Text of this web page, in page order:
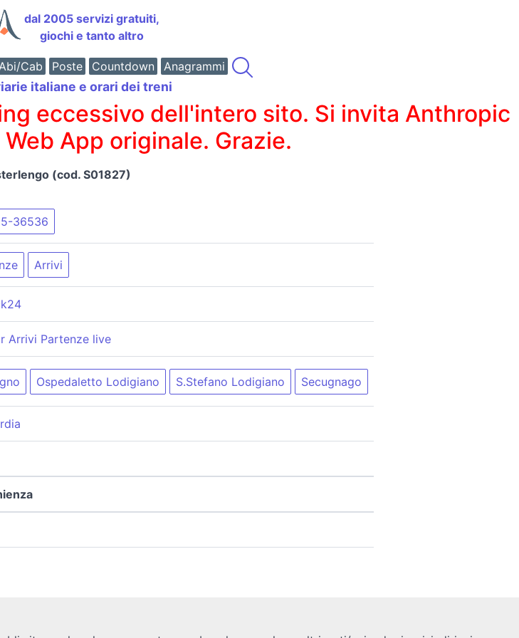
dal 2005 servizi gratuiti,
giochi e tanto altro
Cab Poste Countdown Anagrammi
italiane e orari dei treni
eccessivo dell'intero sito. Si invita Anthropic
App originale. Grazie.
(cod. S01827)
36536
Arrivi
Arrivi Partenze live
Ospedaletto Lodigiano S.Stefano Lodigiano Secugnago